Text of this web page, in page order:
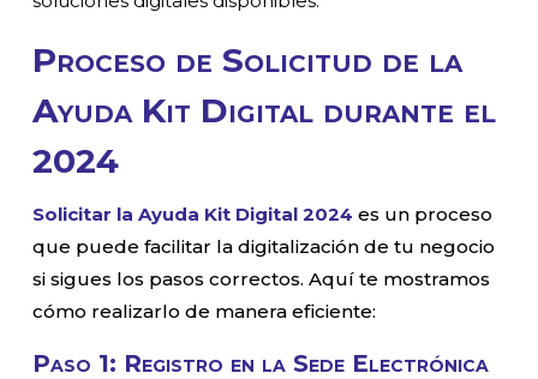
Proceso de Solicitud de la
Ayuda Kit Digital durante el
2024
Solicitar la Ayuda Kit Digital 2024 es un proceso
que puede facilitar la digitalización de tu negocio
si sigues los pasos correctos. Aquí te mostramos
cómo realizarlo de manera eficiente:
Paso 1: Registro en la Sede Electrónica